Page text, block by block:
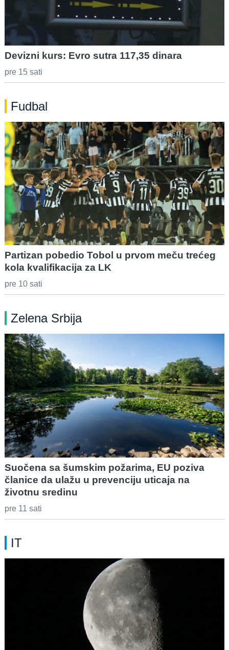
Devizni kurs: Evro sutra 117,35 dinara
pre 15 sati
Fudbal
Partizan pobedio Tobol u prvom meču trećeg
kola kvalifikacija za LK
pre 10 sati
Zelena Srbija
Suočena sa šumskim požarima, EU poziva
članice da ulažu u prevenciju uticaja na
životnu sredinu
pre 11 sati
IT